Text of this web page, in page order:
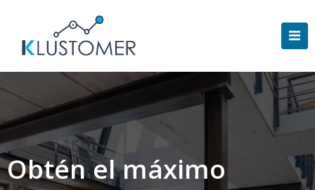
Obtén el máximo